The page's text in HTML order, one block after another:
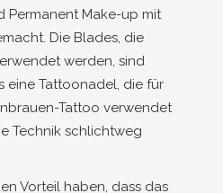
Permanent Make-up mit
Die Blades, die
werden, sind
eine Tattoonadel, die für
Tattoo verwendet
Technik schlichtweg
Vorteil haben, dass das